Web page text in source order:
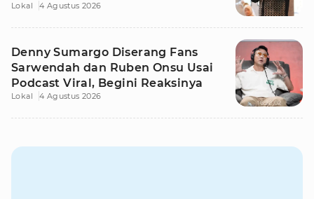
Lokal 4 Agustus 2026
Denny Sumargo Diserang Fans
Sarwendah dan Ruben Onsu Usai
Podcast Viral, Begini Reaksinya
Lokal 4 Agustus 2026